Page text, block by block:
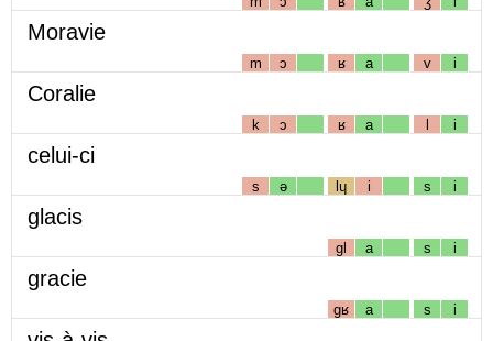
Moravie
m ɔ ʁ a v i
Coralie
k ɔ ʁ a l i
celui-ci
s ə lɥ i s i
glacis
gl a s i
gracie
gʁ a s i